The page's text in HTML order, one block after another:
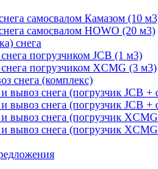
самосвалом Камазом (10
самосвалом HOWO (20 м3)
снега
погрузчиком JCB (1 м3)
погрузчиком XCMG (3 м3)
снега (комплекс)
вывоз снега (погрузчик JCB +
вывоз снега (погрузчик JCB +
вывоз снега (погрузчик
вывоз снега (погрузчик